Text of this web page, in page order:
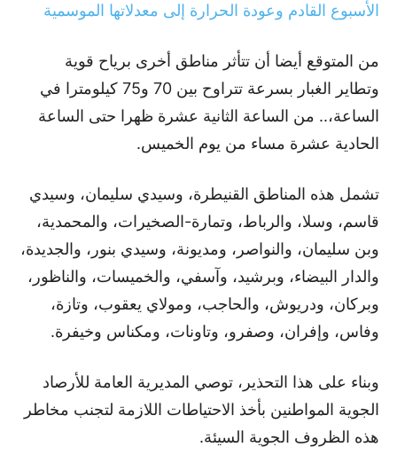
الأسبوع القادم وعودة الحرارة إلى معدلاتها الموسمية
من المتوقع أيضا أن تتأثر مناطق أخرى برياح قوية
وتطاير الغبار بسرعة تتراوح بين 70 و75 كيلومترا في
الساعة،.. من الساعة الثانية عشرة ظهرا حتى الساعة
الحادية عشرة مساء من يوم الخميس.
تشمل هذه المناطق القنيطرة، وسيدي سليمان، وسيدي
قاسم، وسلا، والرباط، وتمارة-الصخيرات، والمحمدية،
وبن سليمان، والنواصر، ومديونة، وسيدي بنور، والجديدة،
والدار البيضاء، وبرشيد، وآسفي، والخميسات، والناظور،
وبركان، ودريوش، والحاجب، ومولاي يعقوب، وتازة،
وفاس، وإفران، وصفرو، وتاونات، ومكناس وخيفرة.
وبناء على هذا التحذير، توصي المديرية العامة للأرصاد
الجوية المواطنين بأخذ الاحتياطات اللازمة لتجنب مخاطر
هذه الظروف الجوية السيئة.